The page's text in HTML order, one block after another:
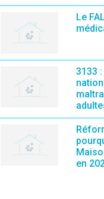
Le
3133
en